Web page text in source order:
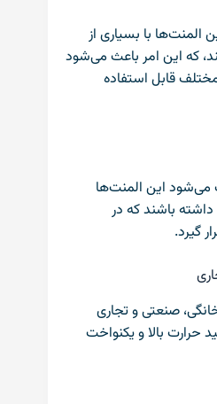
المنت‌ها با بسیاری از
که این امر باعث می‌شود
قابل استفاده
این المنت‌ها
داشته باشند که در
گیرد.
صنعتی و تجاری
حرارت بالا و یکنواخت